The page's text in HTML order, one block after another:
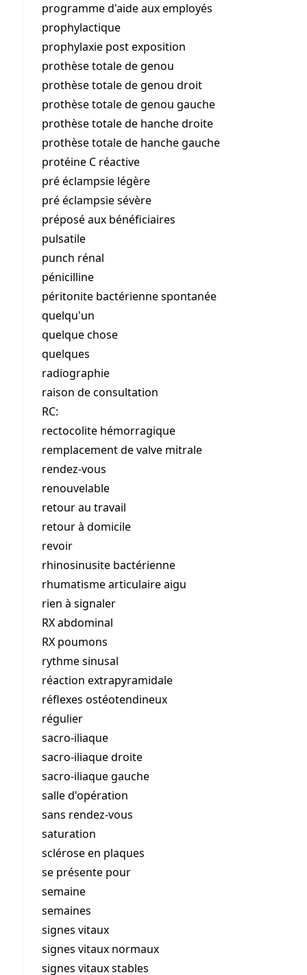
programme d'aide aux employés
prophylactique
prophylaxie post exposition
prothèse totale de genou
prothèse totale de genou droit
prothèse totale de genou gauche
prothèse totale de hanche droite
prothèse totale de hanche gauche
protéine C réactive
pré éclampsie légère
pré éclampsie sévère
préposé aux bénéficiaires
pulsatile
punch rénal
pénicilline
péritonite bactérienne spontanée
quelqu'un
quelque chose
quelques
radiographie
raison de consultation
RC:
rectocolite hémorragique
remplacement de valve mitrale
rendez-vous
renouvelable
retour au travail
retour à domicile
revoir
rhinosinusite bactérienne
rhumatisme articulaire aigu
rien à signaler
RX abdominal
RX poumons
rythme sinusal
réaction extrapyramidale
réflexes ostéotendineux
régulier
sacro-iliaque
sacro-iliaque droite
sacro-iliaque gauche
salle d'opération
sans rendez-vous
saturation
sclérose en plaques
se présente pour
semaine
semaines
signes vitaux
signes vitaux normaux
signes vitaux stables